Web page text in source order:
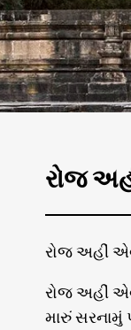
રોજ
રોજ અહીં
રોજ અહીં
મારું સરનામું